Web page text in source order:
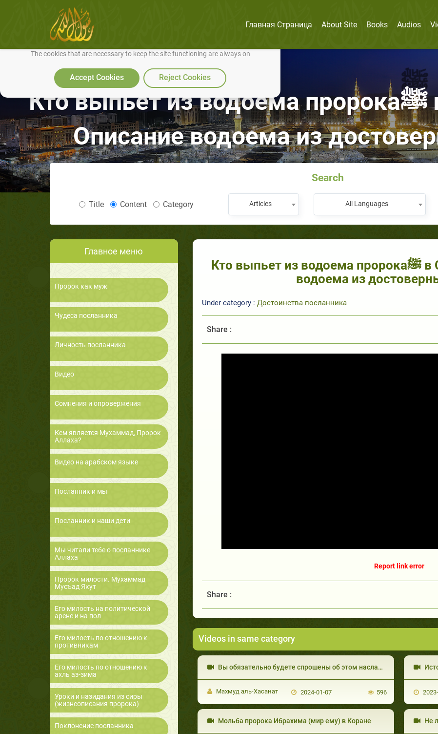
We use cookies to make our site work well for you and so we can continually improve it.
The cookies that are necessary to keep the site functioning are always on
Accept Cookies Reject Cookies
Главная Страница About Site Books Audios
Кто выпьет из водоема пророкаﷺ в Судный День?!
Описание водоема из
Search
Title Content Category Articles All Languages
Главное меню
Пророк как муж
Чудеса посланника
Личность посланника
Видео
Сомнения и опровержения
Кем является Мухаммад, Пророк
Аллаха?
Видео на арабском языке
Посланник и мы
Посланник и наши дети
Мы читали тебе о посланнике
Аллаха
Пророк милости. Мухаммад
Мусъад Якут
Его милость на политической
арене и на пол
Его милость по отношению к
противникам
Его милость по отношению к
ахль аз-зима
Уроки и назидания из сиры
(жизнеописания пророка)
Поклонение посланника
Кто выпьет из водоема пророкаﷺ в Судный День?! Описание
водоема из
Under category : Достоинства посланника
Share :
Report link error
Share :
Videos in same category
Махмуд аль-Хасанат 2024-01-07 596
Мольба пророка Ибрахима (мир ему) в Коране